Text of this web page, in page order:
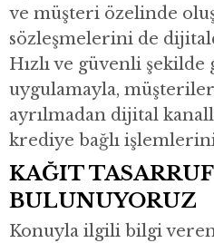
ve müşteri özelinde
sözleşmelerini de
Hızlı ve güvenli şekilde
uygulamayla,
ayrılmadan dijital
krediye bağlı
KAĞIT
BULUNUYORUZ
Konuyla ilgili bilgi